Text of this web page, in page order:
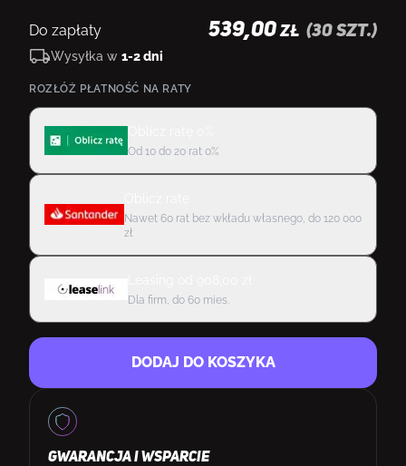
Do zapłaty 539,00 ZŁ (30 szt.)
Wysyłka w 1-2 dni
ROZŁÓŻ PŁATNOŚĆ NA RATY
Od 10 do 20 rat 0%
Nawet 60 rat bez wkładu własnego, do 120 000
zł
Dla firm, do 60 mies.
DODAJ DO KOSZYKA
GWARANCJA I WSPARCIE